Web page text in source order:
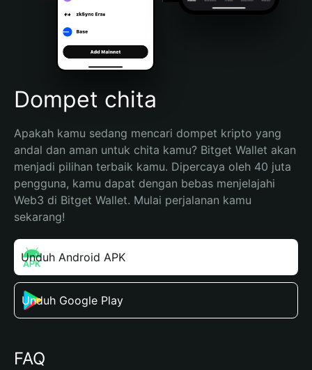
Português (Brasil)
Español (Argentina)
Dompet chita
Apakah kamu sedang mencari dompet kripto yang
andal dan aman untuk chita kamu? Bitget Wallet akan
menjadi pilihan terbaik kamu. Dipercaya oleh 40 juta
pengguna, kamu dapat dengan bebas menjelajahi
Web3 di Bitget Wallet. Mulai perjalanan kamu
sekarang!
Unduh Android APK
Unduh Google Play
FAQ